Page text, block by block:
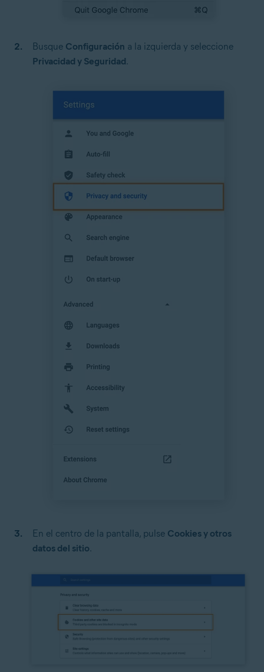
Busque Configuración a la izquierda y seleccione
Privacidad y Seguridad.
En el centro de la pantalla, pulse Cookies y otros
datos del sitio.